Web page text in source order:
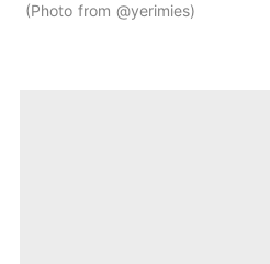
Photo from @yerimies